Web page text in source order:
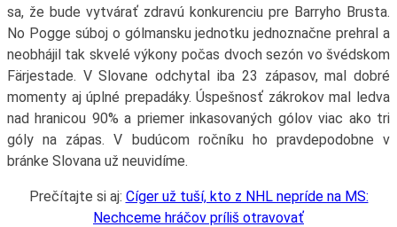
sa, že bude vytvárať zdravú konkurenciu pre Barryho Brusta.
No Pogge súboj o gólmansku jednotku jednoznačne prehral a
neobhájil tak skvelé výkony počas dvoch sezón vo švédskom
Färjestade. V Slovane odchytal iba 23 zápasov, mal dobré
momenty aj úplné prepadáky. Úspešnosť zákrokov mal ledva
nad hranicou 90% a priemer inkasovaných gólov viac ako tri
góly na zápas. V budúcom ročníku ho pravdepodobne v
bránke Slovana už neuvidíme.
Prečítajte si aj: Cíger už tuší, kto z NHL nepríde na MS:
Nechceme hráčov príliš otravovať